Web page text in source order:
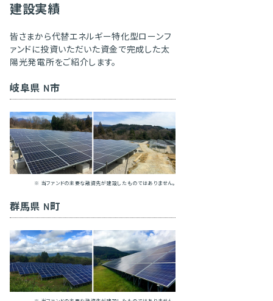
建設実績
皆さまから代替エネルギー特化型ローンフ
ァンドに投資いただいた資金で完成した太
陽光発電所をご紹介します。
岐阜県 N市
※ 当ファンドの主要な融資先が建設したものではありません。
群馬県 N町